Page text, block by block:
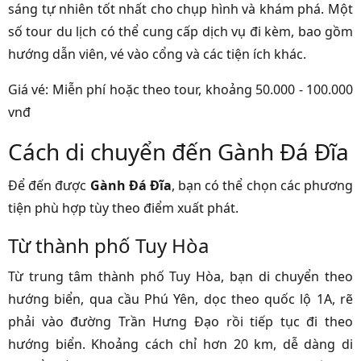
sáng tự nhiên tốt nhất cho chụp hình và khám phá. Một
số tour du lịch có thể cung cấp dịch vụ đi kèm, bao gồm
hướng dẫn viên, vé vào cổng và các tiện ích khác.
Giá vé: Miễn phí hoặc theo tour, khoảng 50.000 - 100.000
vnđ
Cách di chuyển đến Gành Đá Đĩa
Để đến được Gành Đá Đĩa, bạn có thể chọn các phương
tiện phù hợp tùy theo điểm xuất phát.
Từ thành phố Tuy Hòa
Từ trung tâm thành phố Tuy Hòa, bạn di chuyển theo
hướng biển, qua cầu Phú Yên, dọc theo quốc lộ 1A, rẽ
phải vào đường Trần Hưng Đạo rồi tiếp tục đi theo
hướng biển. Khoảng cách chỉ hơn 20 km, dễ dàng di